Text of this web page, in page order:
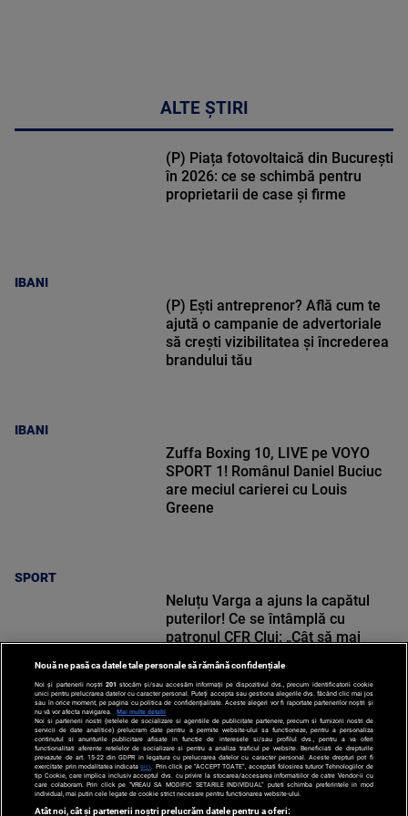
ALTE ȘTIRI
IBANI
(P) Piața fotovoltaică din București
în 2026: ce se schimbă pentru
proprietarii de case și firme
IBANI
(P) Ești antreprenor? Află cum te
ajută o campanie de advertoriale
să crești vizibilitatea și încrederea
brandului tău
SPORT
Zuffa Boxing 10, LIVE pe VOYO
SPORT 1! Românul Daniel Buciuc
are meciul carierei cu Louis
Greene
SPORT
Neluțu Varga a ajuns la capătul
puterilor! Ce se întâmplă cu
patronul CFR Cluj: „Cât să mai
Nouă ne pasă ca datele tale personale să rămână confidențiale
Noi și partenerii noștri 201 stocăm și/sau accesăm informații pe dispozitivul dvs., precum identificatorii cookie
unici pentru prelucrarea datelor cu caracter personal. Puteți accepta sau gestiona alegerile dvs. făcând clic mai jos
sau în orice moment, pe pagina cu politica de confidențialitate. Aceste alegeri vor fi raportate partenerilor noștri și
nu vă vor afecta navigarea.
Mai multe detalii
Noi si partenerii nostri (retelele de socializare si agentiile de publicitate partenere, precum si furnizorii nostri de
servicii de date analitice) prelucram date pentru a permite website-ului sa functioneze, pentru a personaliza
continutul si anunturile publicitare afisate in functie de interesele si/sau profilul dvs., pentru a va oferi
functionalitati aferente retelelor de socializare si pentru a analiza traficul pe website. Beneficiati de drepturile
prevazute de art. 15-22 din GDPR in legatura cu prelucrarea datelor cu caracter personal. Aceste drepturi pot fi
exercitate prin modalitatea indicataaici . Prin click pe “ACCEPT TOATE”, acceptati folosirea tuturor Tehnologiilor de
tip Cookie, care implica inclusiv acceptul dvs. cu privire la stocarea/accesarea informatiilor de catre Vendor-ii cu
care colaboram. Prin click pe “VREAU SA MODIFIC SETARILE INDIVIDUAL” puteti schimba preferintele in mod
individual, mai putin cele legate de cookie strict necesare pentru functionarea website-ului.
Atât noi, cât și partenerii noștri prelucrăm datele pentru a oferi: